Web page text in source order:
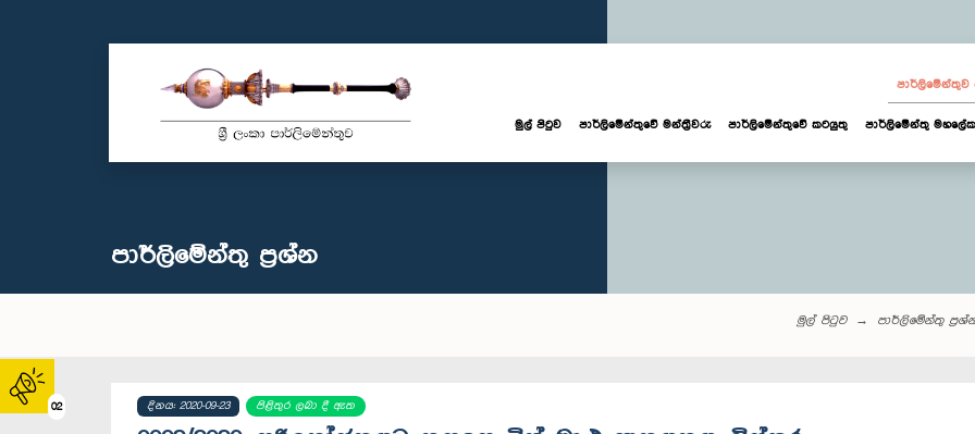
02
පාර්ලි‌මේන්තුව
මුල් පිටුව පාර්ලි‌මේන්තුවේ මන්ත්‍රීවරු පාර්ලිමේන්තුවේ කටයුතු පාර්ලිමේන්තු
පාර්ලි‌මේන්තු‌ ප්‍රශ්න
මුල් පිටුව පාර්ලි‌මේන්තු‌
දිනය: 2020-09-23 පිළිතුර ලබා දී ඇත